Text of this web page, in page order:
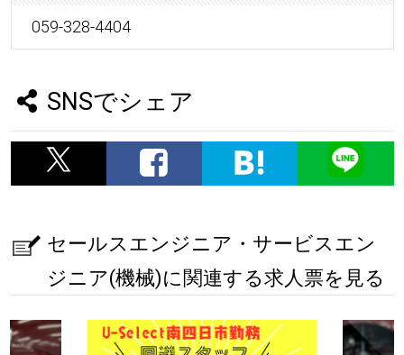
059-328-4404
SNSでシェア
セールスエンジニア・サービスエン
ジニア(機械)に関連する求人票を見る